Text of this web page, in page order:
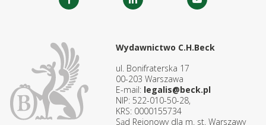
Wydawnictwo C.H.Beck
ul. Bonifraterska 17
00-203 Warszawa
E-mail: legalis@beck.pl
NIP: 522-010-50-28,
KRS: 0000155734
Sąd Rejonowy dla m. st. Warszawy